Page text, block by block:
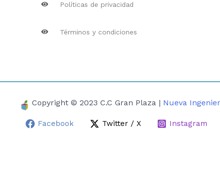
Políticas de privacidad
Términos y condiciones
Copyright © 2023 C.C Gran Plaza | Nueva
Facebook Twitter / X Instagram